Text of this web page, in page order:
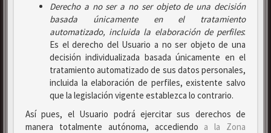
Derecho a no ser a no ser objeto de una decisión
basada únicamente en el tratamiento
automatizado, incluida la elaboración de perfiles:
Es el derecho del Usuario a no ser objeto de una
decisión individualizada basada únicamente en el
tratamiento automatizado de sus datos personales,
incluida la elaboración de perfiles, existente salvo
que la legislación vigente establezca lo contrario.
Así pues, el Usuario podrá ejercitar sus derechos de
manera totalmente autónoma, accediendo a la Zona